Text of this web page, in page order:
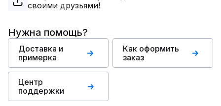
своими друзьями!
Нужна помощь?
Доставка и
примерка
Как оформить
заказ
Центр
поддержки